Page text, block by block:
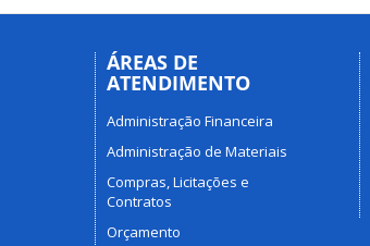
ÁREAS DE
ATENDIMENTO
Administração Financeira
Administração de Materiais
Compras, Licitações e
Contratos
Orçamento